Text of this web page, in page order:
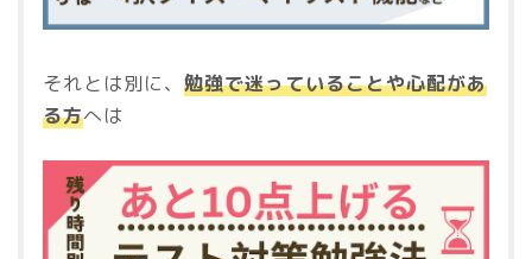
それとは別に、 勉強で迷っていることや心配があ
る方へは